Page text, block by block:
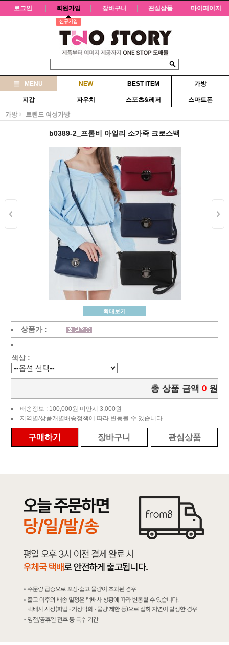
로그인 회원가입
신규가입
장바구니 관심상품 마이페이지
MENU NEW BEST ITEM 가방
지갑 파우치 스포츠&레저 스마트폰
가방 트렌드 여성가방
b0389-2_프롬비 아일리 소가죽 크로스백
확대보기
상품가 :
색상 :
총 상품 금액 0 원
배송정보 : 100,000원 미만시 3,000원
지역별/상품개별배송정책에 따라 변동될 수 있습니다
구매하기 장바구니 관심상품